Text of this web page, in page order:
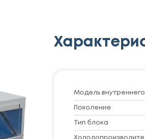
Модель
Поколение
Тип блока